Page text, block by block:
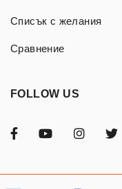
Списък с желания
Сравнение
FOLLOW US